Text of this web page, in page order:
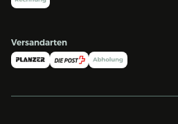
Versandarten